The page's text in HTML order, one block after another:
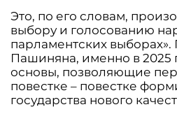
Это, по его словам,
выбору и голосованию
парламентских
Пашиняна, именно в 2025
основы, позволяющие
повестке – повестке
государства нового